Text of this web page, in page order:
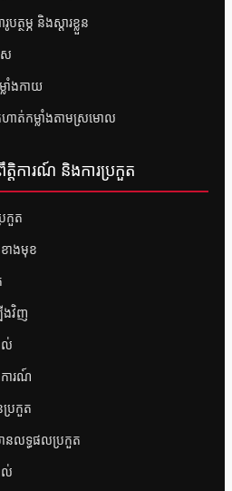
ថម្ភ និងស្តារខ្លួន
ស
ាំងកាយ
ាត់កម្លាំងតាមស្រមោល
តិការណ៍ និងការប្រកួត
កួត
ាងមុខ
ងវិញ
ល់
ការណ៍
រកួត
នលទ្ធផលប្រកួត
ល់